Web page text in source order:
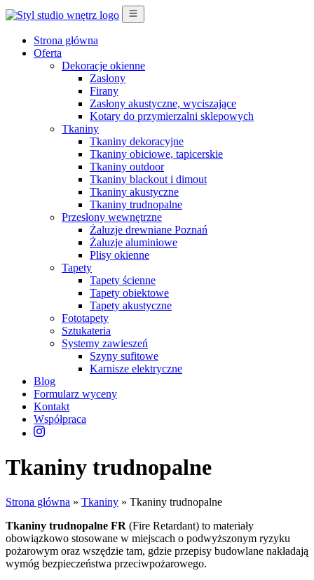
Strona główna
Oferta
Dekoracje okienne
Zasłony
Firany
Zasłony akustyczne, wyciszające
Kotary do przymierzalni sklepowych
Tkaniny
Tkaniny dekoracyjne
Tkaniny obiciowe, tapicerskie
Tkaniny outdoor
Tkaniny blackout i dimout
Tkaniny akustyczne
Tkaniny trudnopalne
Przesłony wewnętrzne
Żaluzje drewniane Poznań
Żaluzje aluminiowe
Plisy okienne
Tapety
Tapety ścienne
Tapety obiektowe
Tapety akustyczne
Fototapety
Sztukateria
Systemy zawieszeń
Szyny sufitowe
Karnisze elektryczne
Blog
Formularz wyceny
Kontakt
Współpraca
Tkaniny trudnopalne
Strona główna » Tkaniny » Tkaniny trudnopalne
Tkaniny trudnopalne FR (Fire Retardant) to materiały
obowiązkowo stosowane w miejscach o podwyższonym ryzyku
pożarowym oraz wszędzie tam, gdzie przepisy budowlane nakładają
wymóg bezpieczeństwa przeciwpożarowego.